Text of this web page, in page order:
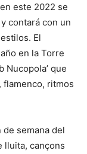
este 2022 se
contará con un
El
en la Torre
Nucopola’ que
ritmos
de semana del
lluita, cançons